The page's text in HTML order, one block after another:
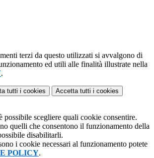
terzi da questo utilizzati si avvalgono di
ed utili alle finalità illustrate nella
.
tutti i cookies Accetta tutti i cookies
possibile scegliere quali cookie consentire.
quelli che consentono il funzionamento della
disabilitarli.
i cookie necessari al funzionamento potete
POLICY.